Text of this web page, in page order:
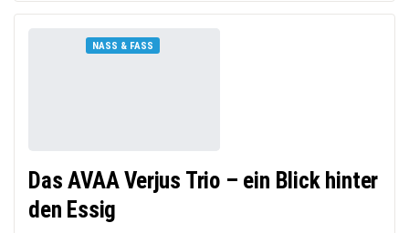
NASS & FASS
Das AVAA Verjus Trio – ein Blick hinter
den Essig